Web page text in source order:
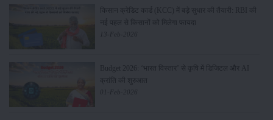
किसान क्रेडिट कार्ड (KCC) में बड़े सुधार की तैयारी: RBI की
नई पहल से किसानों को मिलेगा फायदा
13-Feb-2026
Budget 2026: ‘भारत विस्तार’ से कृषि में डिजिटल और AI
क्रांति की शुरुआत
01-Feb-2026